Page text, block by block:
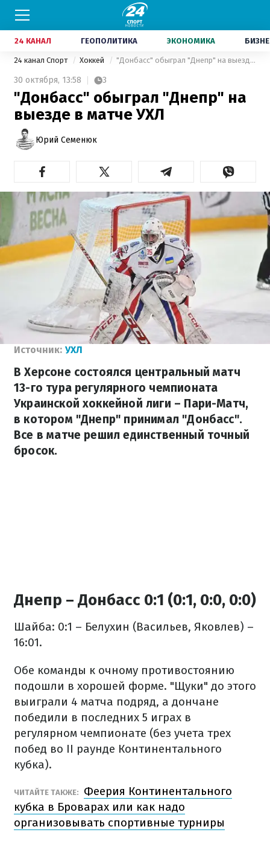
24 КАНАЛ ГЕОПОЛИТИКА ЭКОНОМИКА
24 канал Спорт Хоккей "Донбасс" обыграл "Днепр" на выезде в матче УХЛ
30 октября, 13:58 3
"Донбасс" обыграл "Днепр" на
выезде в матче УХЛ
Юрий Семенюк
Источник: УХЛ
В Херсоне состоялся центральный матч
13-го тура регулярного чемпионата
Украинской хоккейной лиги – Пари-Матч,
в котором "Днепр" принимал "Донбасс".
Все в матче решил единственный точный
бросок.
Днепр – Донбасс 0:1 (0:1, 0:0, 0:0)
Шайба: 0:1 – Белухин (Васильев, Яковлев) –
16:01.
Обе команды к очному противостоянию
подошли в хорошей форме. "Щуки" до этого
выиграли 4 матча подряд, а дончане
победили в последних 5 играх в
регулярном чемпионате (без учета трех
побед во II раунде Континентального
кубка).
ЧИТАЙТЕ ТАКЖЕ:
Феерия Континентального
кубка в Броварах или как надо
организовывать спортивные турниры